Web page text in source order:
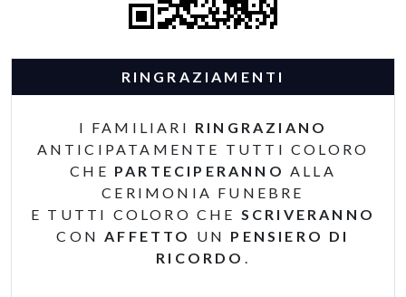
RINGRAZIAMENTI
I FAMILIARI RINGRAZIANO
ANTICIPATAMENTE TUTTI COLORO
CHE PARTECIPERANNO ALLA
CERIMONIA FUNEBRE
E TUTTI COLORO CHE SCRIVERANNO
CONAFFETTO UN PENSIERO DI
RICORDO .